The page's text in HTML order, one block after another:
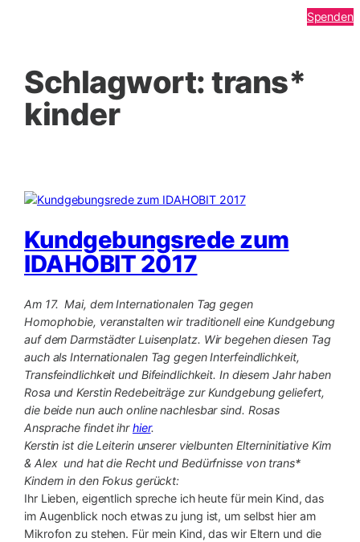
Spenden
Schlagwort:trans*
kinder
Kundgebungsrede zum
IDAHOBIT 2017
Am 17. Mai, dem Internationalen Tag gegen
Homophobie, veranstalten wir traditionell eine Kundgebung
auf dem Darmstädter Luisenplatz. Wir begehen diesen Tag
auch als Internationalen Tag gegen Interfeindlichkeit,
Transfeindlichkeit und Bifeindlichkeit. In diesem Jahr haben
Rosa und Kerstin Redebeiträge zur Kundgebung geliefert,
die beide nun auch online nachlesbar sind. Rosas
Ansprache findet ihrhier.
Kerstin ist die Leiterin unserer vielbunten Elterninitiative Kim
& Alex und hat die Recht und Bedürfnisse von trans*
Kindern in den Fokus gerückt:
Ihr Lieben, eigentlich spreche ich heute für mein Kind, das
im Augenblick noch etwas zu jung ist, um selbst hier am
Mikrofon zu stehen. Für mein Kind, das wir Eltern und die